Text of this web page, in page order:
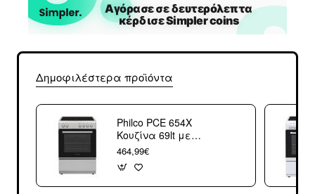
Δημοφιλέστερα προϊόντα
Philco PCE 654X
Κουζίνα 69lt με
Κεραμικές Εστίες
Π60εκ. Inox
464,99€